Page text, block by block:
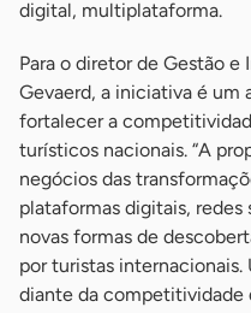
digital, multiplataforma.
Para o diretor de Gestão e
Gevaerd, a iniciativa é um
fortalecer a
turísticos nacionais. “A
negócios das
plataformas digitais,
novas formas de
por turistas
diante da competitividade